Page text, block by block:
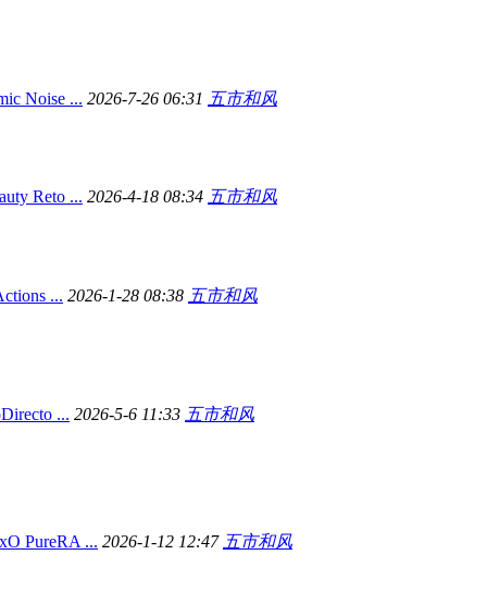
Noise ... 2026-7-26 06:31 五市和风
Reto ... 2026-4-18 08:34 五市和风
... 2026-1-28 08:38 五市和风
... 2026-5-6 11:33 五市和风
PureRA ... 2026-1-12 12:47五市和风